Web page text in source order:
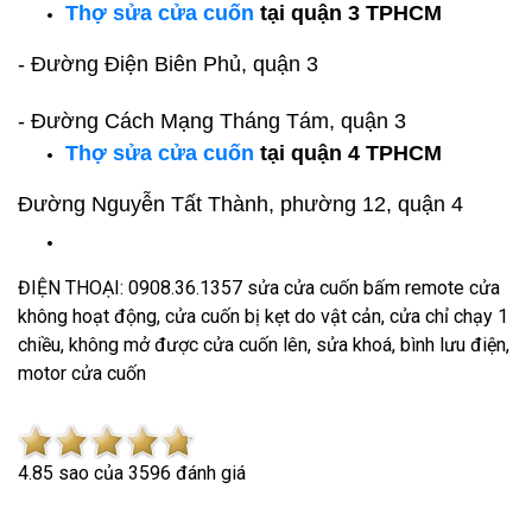
Thợ sửa cửa cuốn tại quận 3 TPHCM
- Đường Điện Biên Phủ, quận 3
- Đường Cách Mạng Tháng Tám, quận 3
Thợ sửa cửa cuốn tại quận 4 TPHCM
Đường Nguyễn Tất Thành, phường 12, quận 4
ĐIỆN THOẠI: 0908.36.1357 sửa cửa cuốn bấm remote cửa
không hoạt động, cửa cuốn bị kẹt do vật cản, cửa chỉ chạy 1
chiều, không mở được cửa cuốn lên, sửa khoá, bình lưu điện,
motor cửa cuốn
4.85 sao của 3596 đánh giá